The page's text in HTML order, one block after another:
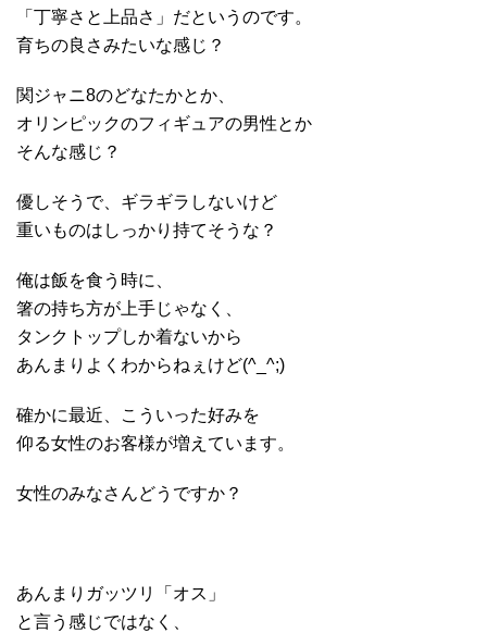
「丁寧さと上品さ」だというのです。
育ちの良さみたいな感じ？
関ジャニ8のどなたかとか、
オリンピックのフィギュアの男性とか
そんな感じ？
優しそうで、ギラギラしないけど
重いものはしっかり持てそうな？
俺は飯を食う時に、
箸の持ち方が上手じゃなく、
タンクトップしか着ないから
あんまりよくわからねぇけど(^_^;)
確かに最近、こういった好みを
仰る女性のお客様が増えています。
女性のみなさんどうですか？
あんまりガッツリ「オス」
と言う感じではなく、